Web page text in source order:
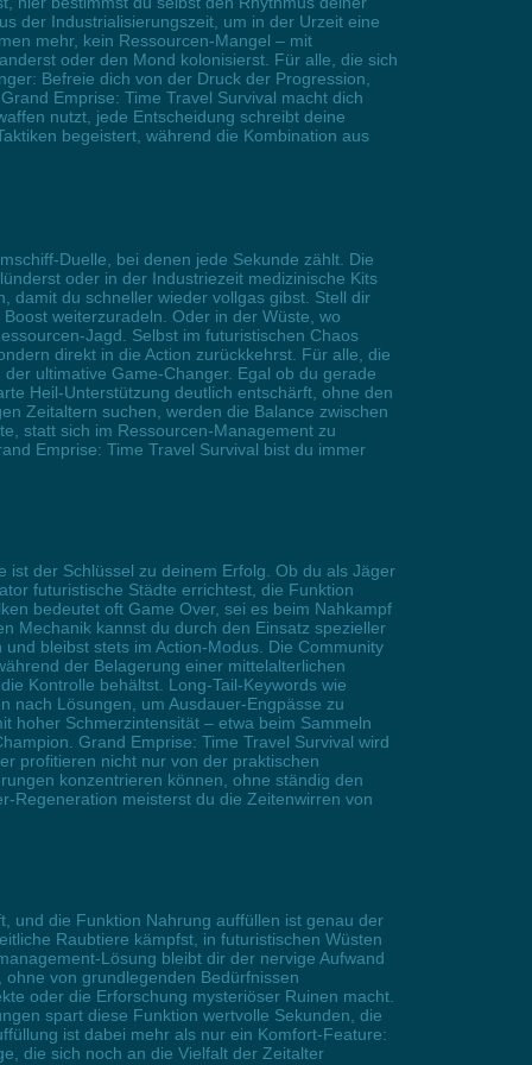
der Industrialisierungszeit, um in der Urzeit eine
mehr, kein Ressourcen-Mangel – mit
oder den Mond kolonisierst. Für alle, die sich
Befreie dich von der Druck der Progression,
Emprise: Time Travel Survival macht dich
nutzt, jede Entscheidung schreibt deine
begeistert, während die Kombination aus
Duelle, bei denen jede Sekunde zählt. Die
oder in der Industriezeit medizinische Kits
damit du schneller wieder vollgas gibst. Stell dir
weiterzuradeln. Oder in der Wüste, wo
Jagd. Selbst im futuristischen Chaos
direkt in die Action zurückkehrst. Für alle, die
ultimative Game-Changer. Egal ob du gerade
Heil-Unterstützung deutlich entschärft, ohne den
Zeitaltern suchen, werden die Balance zwischen
statt sich im Ressourcen-Management zu
Emprise: Time Travel Survival bist du immer
ist der Schlüssel zu deinem Erfolg. Ob du als Jäger
futuristische Städte errichtest, die Funktion
bedeutet oft Game Over, sei es beim Nahkampf
Mechanik kannst du durch den Einsatz spezieller
bleibst stets im Action-Modus. Die Community
der Belagerung einer mittelalterlichen
Kontrolle behältst. Long-Tail-Keywords wie
nach Lösungen, um Ausdauer-Engpässe zu
hoher Schmerzintensität – etwa beim Sammeln
Grand Emprise: Time Travel Survival wird
profitieren nicht nur von der praktischen
konzentrieren können, ohne ständig den
Regeneration meisterst du die Zeitenwirren von
und die Funktion Nahrung auffüllen ist genau der
Raubtiere kämpfst, in futuristischen Wüsten
Lösung bleibt dir der nervige Aufwand
von grundlegenden Bedürfnissen
oder die Erforschung mysteriöser Ruinen macht.
spart diese Funktion wertvolle Sekunden, die
ist dabei mehr als nur ein Komfort-Feature:
die sich noch an die Vielfalt der Zeitalter